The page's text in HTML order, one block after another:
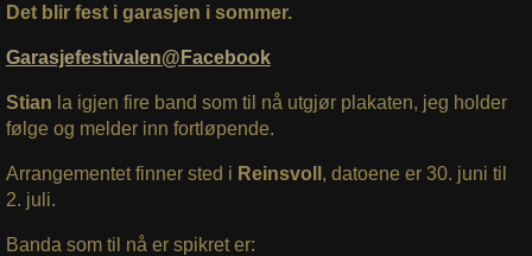
Det blir fest i garasjen i sommer.
Garasjefestivalen@Facebook
Stian la igjen fire band som til nå utgjør plakaten, jeg holder
følge og melder inn fortløpende.
Arrangementet finner sted i Reinsvoll , datoene er 30. juni til
2. juli.
Banda som til nå er spikret er: